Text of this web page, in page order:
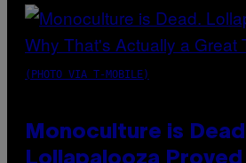
(PHOTO VIA T-MOBILE)
Monoculture is